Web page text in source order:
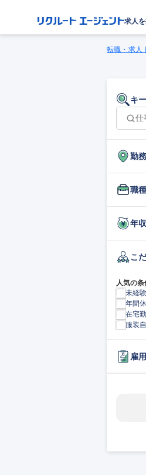
求人
転職・求人
キ
勤
職種
年収
こ
人気の条
未経
年間
在宅
服装
雇